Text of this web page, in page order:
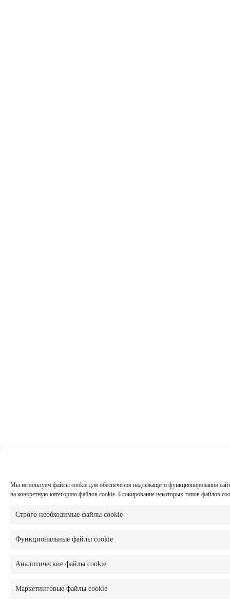
Мы используем файлы cookie для обеспечения надлежащего функционирования
на конкретную категорию файлов cookie. Блокирование некоторых типов файлов
Строго необходимые файлы cookie
Функциональные файлы cookie
Аналитические файлы cookie
Маркетинговые файлы cookie